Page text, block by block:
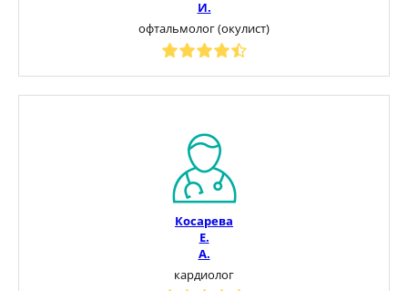
И.
офтальмолог (окулист)
Косарева
Е.
А.
кардиолог